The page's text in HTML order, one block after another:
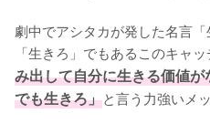
劇中でアシタカが発した名言
「生きろ」でもあるこのキャッ
み出して自分に生きる価値
でも生きろ」と言う力強いメ